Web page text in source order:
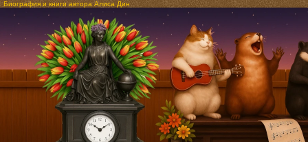
Биография и книги автора Алиса Дин